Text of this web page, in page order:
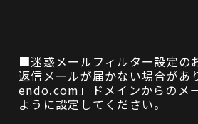
■迷惑メールフィルター設定の
返信メールが届かない場合があ
endo.com」ドメインからのメ
ように設定してください。